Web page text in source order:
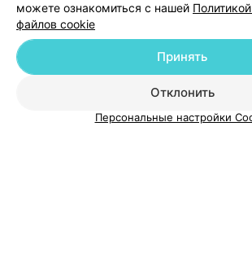
О проекте Новости проекта
Медицинский маркетинг
Пользовательское соглашение
можете ознакомиться с нашей
файлов cookie
Отклонить
Принять
Персональные настройки